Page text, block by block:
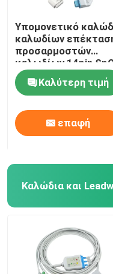
Υπομονετικό
καλωδίων
προσαρμοστών
καλωδίων 14pin
αισθητήρων Kohden
for M-asi-mo SpO2
Nihon
Καλύτερη τιμή
επαφή
Καλώδια και